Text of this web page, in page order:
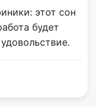
этот сон
будет